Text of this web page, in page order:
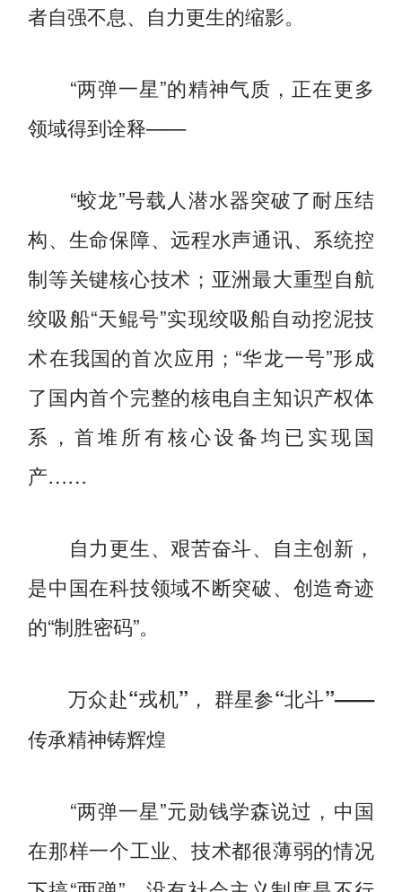
者自强不息、自力更生的缩影。
“两弹一星”的精神气质，正在更多
领域得到诠释——
“蛟龙”号载人潜水器突破了耐压结
构、生命保障、远程水声通讯、系统控
制等关键核心技术；亚洲最大重型自航
绞吸船“天鲲号”实现绞吸船自动挖泥技
术在我国的首次应用；“华龙一号”形成
了国内首个完整的核电自主知识产权体
系，首堆所有核心设备均已实现国
产……
自力更生、艰苦奋斗、自主创新，
是中国在科技领域不断突破、创造奇迹
的“制胜密码”。
万众赴“戎机”， 群星参“北斗”——
传承精神铸辉煌
“两弹一星”元勋钱学森说过，中国
在那样一个工业、技术都很薄弱的情况